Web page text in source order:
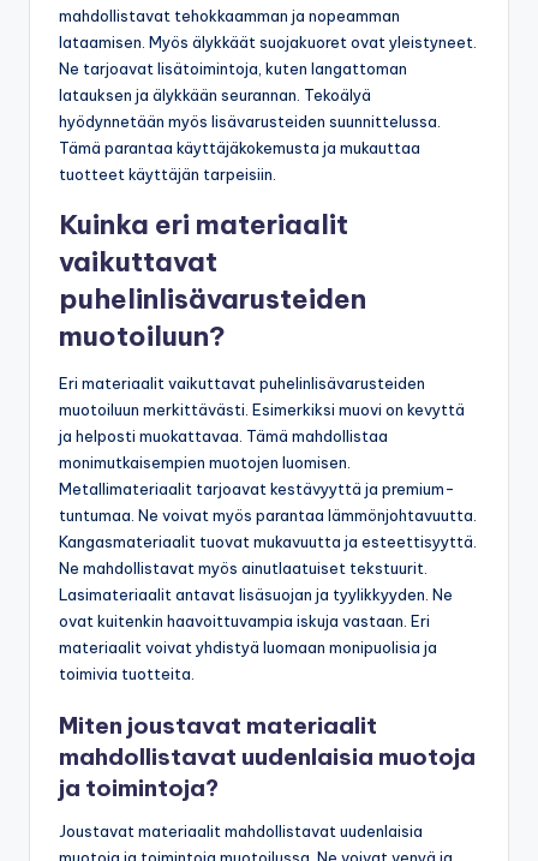
mahdollistavat tehokkaamman ja nopeamman
lataamisen. Myös älykkäät suojakuoret ovat yleistyneet.
Ne tarjoavat lisätoimintoja, kuten langattoman
latauksen ja älykkään seurannan. Tekoälyä
hyödynnetään myös lisävarusteiden suunnittelussa.
Tämä parantaa käyttäjäkokemusta ja mukauttaa
tuotteet käyttäjän tarpeisiin.
Kuinka eri materiaalit
vaikuttavat
puhelinlisävarusteiden
muotoiluun?
Eri materiaalit vaikuttavat puhelinlisävarusteiden
muotoiluun merkittävästi. Esimerkiksi muovi on kevyttä
ja helposti muokattavaa. Tämä mahdollistaa
monimutkaisempien muotojen luomisen.
Metallimateriaalit tarjoavat kestävyyttä ja premium-
tuntumaa. Ne voivat myös parantaa lämmönjohtavuutta.
Kangasmateriaalit tuovat mukavuutta ja esteettisyyttä.
Ne mahdollistavat myös ainutlaatuiset tekstuurit.
Lasimateriaalit antavat lisäsuojan ja tyylikkyyden. Ne
ovat kuitenkin haavoittuvampia iskuja vastaan. Eri
materiaalit voivat yhdistyä luomaan monipuolisia ja
toimivia tuotteita.
Miten joustavat materiaalit
mahdollistavat uudenlaisia muotoja
ja toimintoja?
Joustavat materiaalit mahdollistavat uudenlaisia
muotoja ja toimintoja muotoilussa. Ne voivat venyä ja